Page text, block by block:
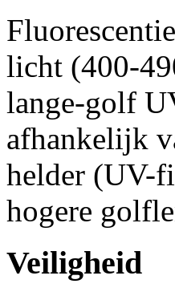
licht (400-
lange-golf
afhankelijk
helder (UV-
hogere
Veiligheid